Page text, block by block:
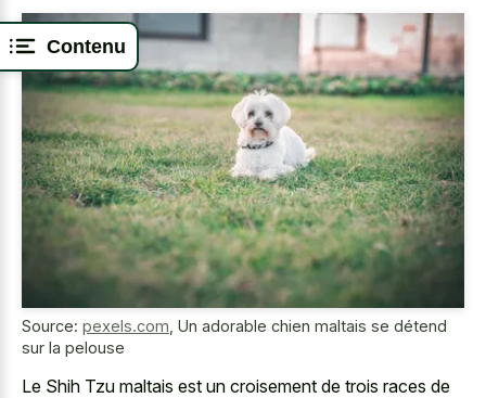
Contenu
Source: pexels.com Un adorable chien maltais se détend
sur la pelouse
Le Shih Tzu maltais est un croisement de trois races de